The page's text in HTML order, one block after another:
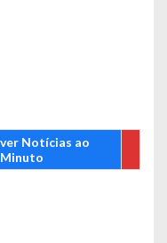
Notícias ao
Minuto